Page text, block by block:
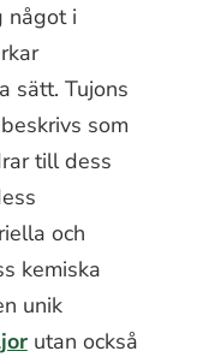
något i
sätt. Tujons
som
till dess
och
kemiska
unik
utan också